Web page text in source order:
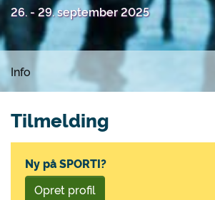
26. - 29. september 2025
Info
Tilmelding
Ny på SPORTI?
Opret profil